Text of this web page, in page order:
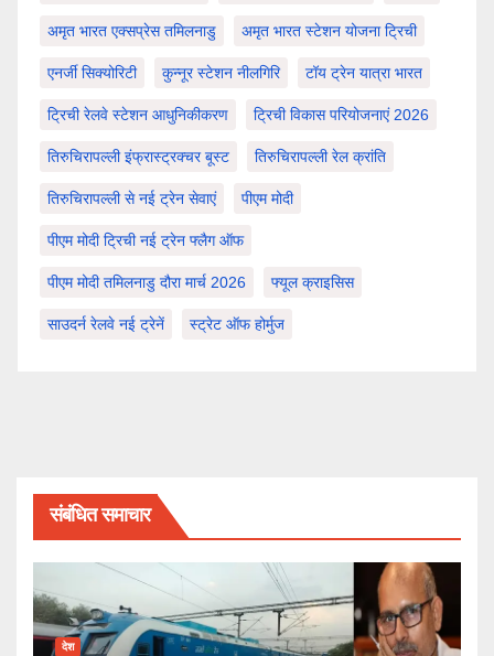
अमृत भारत एक्सप्रेस तमिलनाडु अमृत भारत स्टेशन योजना ट्रिची
एनर्जी सिक्योरिटी कुन्नूर स्टेशन नीलगिरि टॉय ट्रेन यात्रा भारत
ट्रिची रेलवे स्टेशन आधुनिकीकरण ट्रिची विकास परियोजनाएं 2026
तिरुचिरापल्ली इंफ्रास्ट्रक्चर बूस्ट तिरुचिरापल्ली रेल क्रांति
तिरुचिरापल्ली से नई ट्रेन सेवाएं पीएम मोदी
पीएम मोदी ट्रिची नई ट्रेन फ्लैग ऑफ
पीएम मोदी तमिलनाडु दौरा मार्च 2026 फ्यूल क्राइसिस
साउदर्न रेलवे नई ट्रेनें स्ट्रेट ऑफ होर्मुज
संबंधित समाचार
देश